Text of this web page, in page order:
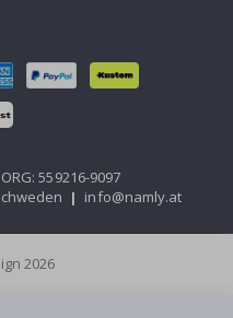
ORG: 559216-9097
| info@namly.at
2026